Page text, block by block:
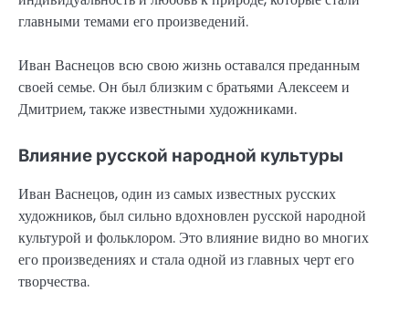
главными темами его произведений.
Иван Васнецов всю свою жизнь оставался преданным
своей семье. Он был близким с братьями Алексеем и
Дмитрием, также известными художниками.
Влияние русской народной культуры
Иван Васнецов, один из самых известных русских
художников, был сильно вдохновлен русской народной
культурой и фольклором. Это влияние видно во многих
его произведениях и стала одной из главных черт его
творчества.